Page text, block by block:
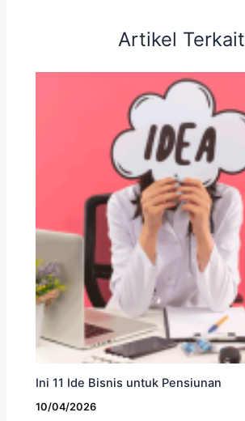
Artikel Terkait
Ini 11 Ide Bisnis untuk Pensiunan
10/04/2026